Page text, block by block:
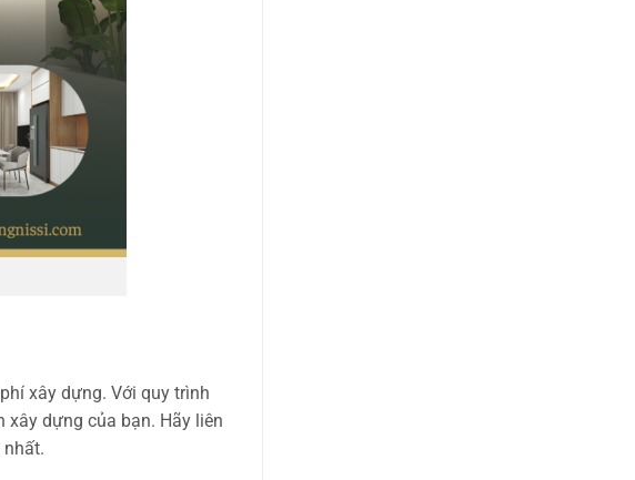
xây dựng. Với quy trình
xây dựng của bạn. Hãy liên